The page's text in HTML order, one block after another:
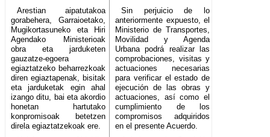
Arestian aipatutakoa
gorabehera, Garraioetako,
Mugikortasuneko eta Hiri
Agendako Ministerioak
obra eta jarduketen
gauzatze-egoera
egiaztatzeko beharrezkoak
diren egiaztapenak, bisitak
eta jarduketak egin ahal
izango ditu, bai eta akordio
honetan hartutako
konpromisoak betetzen
direla egiaztatzekoak ere.
Sin perjuicio de lo
anteriormente expuesto, el
Ministerio de Transportes,
Movilidad y Agenda
Urbana podrá realizar las
comprobaciones, visitas y
actuaciones necesarias
para verificar el estado de
ejecución de las obras y
actuaciones, así como el
cumplimiento de los
compromisos adquiridos
en el presente Acuerdo.